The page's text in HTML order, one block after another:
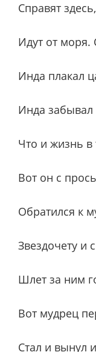
Справят
Идут от моря.
Инда плакал
Инда забывал
Что и жизнь в
Вот он с
Обратился к
Звездочету и
Шлет за ним
Вот мудрец
Стал и вынул